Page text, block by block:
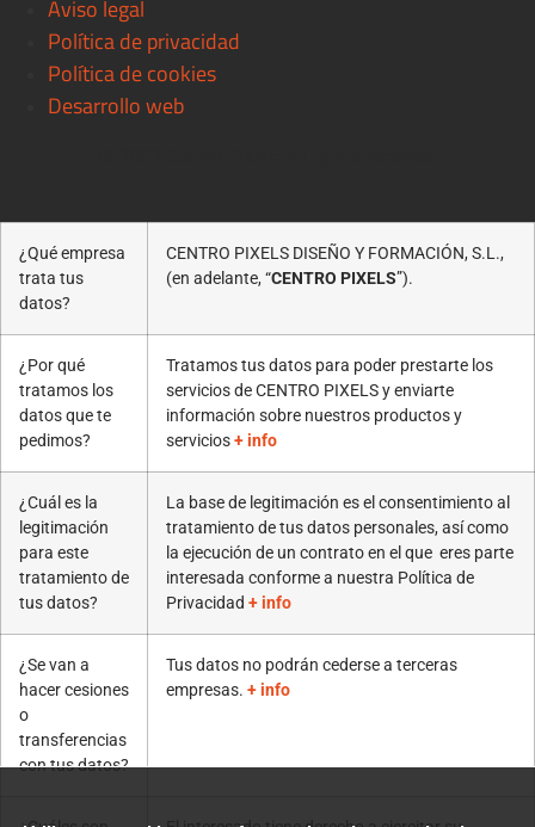
Aviso legal
Política de privacidad
Política de cookies
Desarrollo web
¿Qué empresa
trata tus
datos?
CENTRO PIXELS DISEÑO Y FORMACIÓN, S.L.,
(en adelante, “CENTRO PIXELS”).
¿Por qué
tratamos los
datos que te
pedimos?
Tratamos tus datos para poder prestarte los
servicios de CENTRO PIXELS y enviarte
información sobre nuestros productos y
servicios+ info
¿Cuál es la
legitimación
para este
tratamiento de
tus datos?
La base de legitimación es el consentimiento al
tratamiento de tus datos personales, así como
la ejecución de un contrato en el que eres parte
interesada conforme a nuestra Política de
Privacidad + info
¿Se van a
hacer cesiones
o
transferencias
con tus datos?
Tus datos no podrán cederse a terceras
empresas. + info